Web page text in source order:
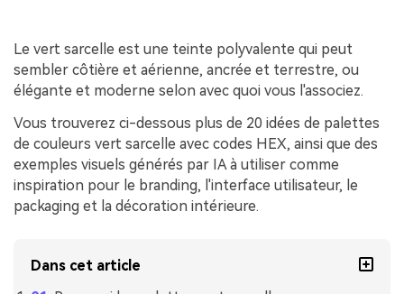
Le vert sarcelle est une teinte polyvalente qui peut
sembler côtière et aérienne, ancrée et terrestre, ou
élégante et moderne selon avec quoi vous l'associez.
Vous trouverez ci-dessous plus de 20 idées de palettes
de couleurs vert sarcelle avec codes HEX, ainsi que des
exemples visuels générés par IA à utiliser comme
inspiration pour le branding, l'interface utilisateur, le
packaging et la décoration intérieure.
Dans cet article